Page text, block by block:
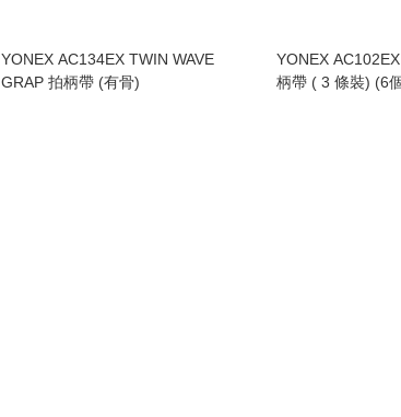
YONEX AC134EX TWIN WAVE
GRAP 拍柄帶 (有骨)
YONEX
柄帶 ( 3 條裝) (6